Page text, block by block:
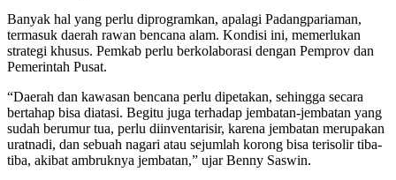
Banyak hal yang perlu diprogramkan, apalagi Padangpariaman,
termasuk daerah rawan bencana alam. Kondisi ini, memerlukan
strategi khusus. Pemkab perlu berkolaborasi dengan Pemprov dan
Pemerintah Pusat.
“Daerah dan kawasan bencana perlu dipetakan, sehingga secara
bertahap bisa diatasi. Begitu juga terhadap jembatan-jembatan yang
sudah berumur tua, perlu diinventarisir, karena jembatan merupakan
uratnadi, dan sebuah nagari atau sejumlah korong bisa terisolir tiba-
tiba, akibat ambruknya jembatan,” ujar Benny Saswin.